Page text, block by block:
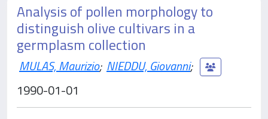
Analysis of pollen morphology to
distinguish olive cultivars in a
germplasm collection
MULAS, Maurizio; NIEDDU, Giovanni;
1990-01-01